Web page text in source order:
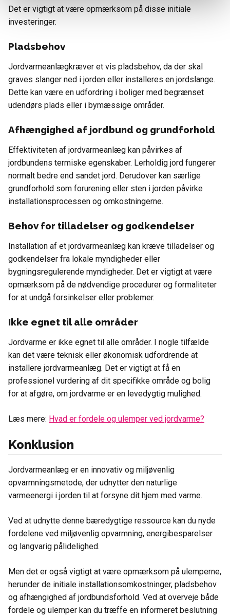
Det er vigtigt at være opmærksom på disse initiale
investeringer.
Pladsbehov
Jordvarmeanlægkræver et vis pladsbehov, da der skal
graves slanger ned i jorden eller installeres en jordslange.
Dette kan være en udfordring i boliger med begrænset
udendørs plads eller i bymæssige områder.
Afhængighed af jordbund og grundforhold
Effektiviteten af jordvarmeanlæg kan påvirkes af
jordbundens termiske egenskaber. Lerholdig jord fungerer
normalt bedre end sandet jord. Derudover kan særlige
grundforhold som forurening eller sten i jorden påvirke
installationsprocessen og omkostningerne.
Behov for tilladelser og godkendelser
Installation af et jordvarmeanlæg kan kræve tilladelser og
godkendelser fra lokale myndigheder eller
bygningsregulerende myndigheder. Det er vigtigt at være
opmærksom på de nødvendige procedurer og formaliteter
for at undgå forsinkelser eller problemer.
Ikke egnet til alle områder
Jordvarme er ikke egnet til alle områder. I nogle tilfælde
kan det være teknisk eller økonomisk udfordrende at
installere jordvarmeanlæg. Det er vigtigt at få en
professionel vurdering af dit specifikke område og bolig
for at afgøre, om jordvarme er en levedygtig mulighed.
Læs mere: Hvad er fordele og ulemper ved jordvarme?
Konklusion
Jordvarmeanlæg er en innovativ og miljøvenlig
opvarmningsmetode, der udnytter den naturlige
varmeenergi i jorden til at forsyne dit hjem med varme.
Ved at udnytte denne bæredygtige ressource kan du nyde
fordelene ved miljøvenlig opvarmning, energibesparelser
og langvarig pålidelighed.
Men det er også vigtigt at være opmærksom på ulemperne,
herunder de initiale installationsomkostninger, pladsbehov
og afhængighed af jordbundsforhold. Ved at overveje både
fordele og ulemper kan du træffe en informeret beslutning